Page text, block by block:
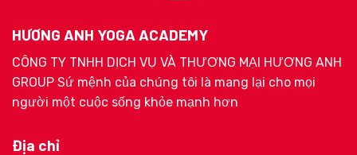
HƯƠNG ANH YOGA ACADEMY
CÔNG TY TNHH DỊCH VỤ VÀ THƯƠNG MẠI HƯƠNG ANH
GROUP Sứ mệnh của chúng tôi là mang lại cho mọi
người một cuộc sống khỏe mạnh hơn
Địa chỉ